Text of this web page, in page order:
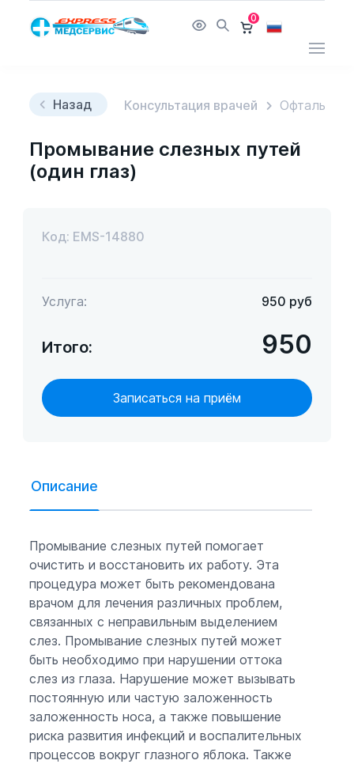
0
Назад Консультация врачей
Промывание слезных путей
(один глаз)
Описание
Промывание слезных путей помогает
очистить и восстановить их работу. Эта
процедура может быть рекомендована
врачом для лечения различных проблем,
связанных с неправильным выделением
слез. Промывание слезных путей может
быть необходимо при нарушении оттока
слез из глаза. Нарушение может вызывать
постоянную или частую заложенность
заложенность носа, а также повышение
риска развития инфекций и воспалительных
процессов вокруг глазного яблока. Также
Код: EMS-14880
Услуга: 950 руб
Итого: 950
Записаться на приём